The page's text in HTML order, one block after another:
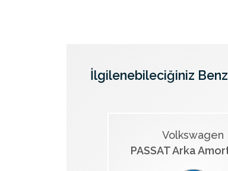
İlgilenebileciğiniz
Volkswagen
PASSAT Arka